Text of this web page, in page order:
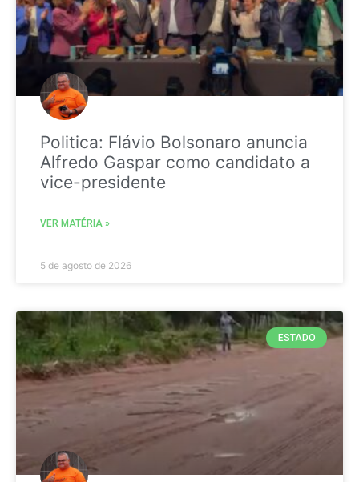
Politica: Flávio Bolsonaro anuncia
Alfredo Gaspar como candidato a
vice-presidente
VER MATÉRIA »
5 de agosto de 2026
ESTADO